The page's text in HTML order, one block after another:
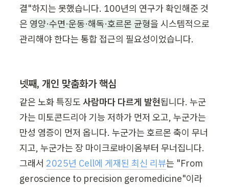
결"하지는 못했습니다. 100년의 연구가 확인해준 것
은 영양·수면·운동·해독·호르몬 균형을 시스템적으로
관리해야 한다는 통합 접근의 필요성이었습니다.
넷째, 개인 맞춤화가 핵심
같은 노화 특징도 사람마다 다르게 발현됩니다. 누군
가는 미토콘드리아 기능 저하가 먼저 오고, 누군가는
만성 염증이 먼저 옵니다. 누군가는 호르몬 축이 무너
지고, 누군가는 장 마이크로바이옴부터 무너집니다.
그래서 2025년 Cell에 게재된 최신 리뷰는 "From
geroscience to precision geromedicine"이라